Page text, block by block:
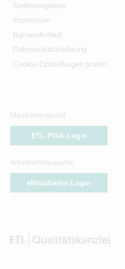
Stellenangebote
Impressum
Barrierefreiheit
Datenschutzerklärung
Cookie-Einstellungen prüfen
Mandantenportal
ETL-PISA-Login
Arbeitnehmerportal
eMitarbeiter-Login